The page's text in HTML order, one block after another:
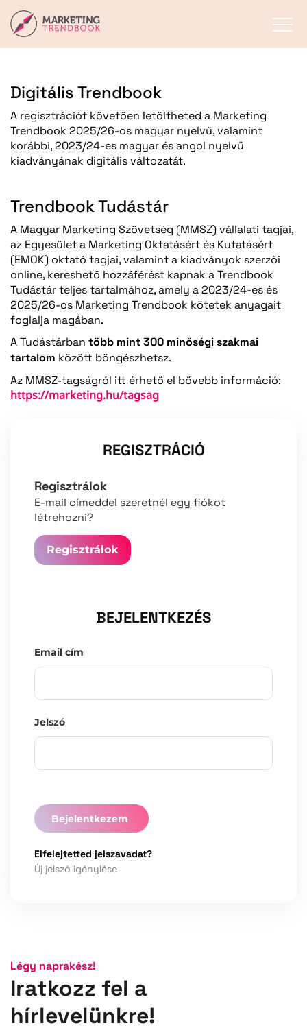
Digitális Trendbook
A regisztrációt követően letöltheted a Marketing
Trendbook 2025/26-os magyar nyelvű, valamint
korábbi, 2023/24-es magyar és angol nyelvű
kiadványának digitális változatát.
Trendbook Tudástár
A Magyar Marketing Szövetség (MMSZ) vállalati tagjai,
az Egyesület a Marketing Oktatásért és Kutatásért
(EMOK) oktató tagjai, valamint a kiadványok szerzői
online, kereshető hozzáférést kapnak a Trendbook
Tudástár teljes tartalmához, amely a 2023/24-es és
2025/26-os Marketing Trendbook kötetek anyagait
foglalja magában.
A Tudástárban több mint 300 minőségi szakmai
tartalom között böngészhetsz.
Az MMSZ-tagságról itt érhető el bővebb információ:
https://marketing.hu/tagsag
REGISZTRÁCIÓ
Regisztrálok
E-mail címeddel szeretnél egy fiókot
létrehozni?
Regisztrálok
BEJELENTKEZÉS
Email cím
Jelszó
Bejelentkezem
Elfelejtetted jelszavadat?
Új jelszó igénylése
Légy naprakész!
Iratkozz fel a
hírlevelünkre!